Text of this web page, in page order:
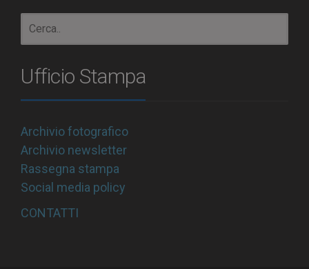
Ufficio Stampa
Archivio fotografico
Archivio newsletter
Rassegna stampa
Social media policy
CONTATTI